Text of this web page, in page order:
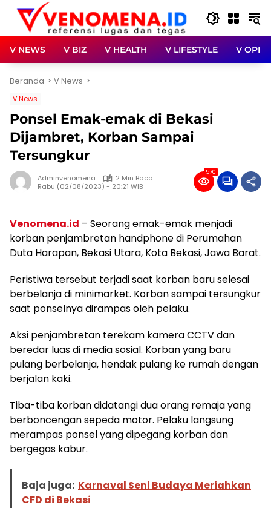
Langsung
konten
V NEWS V BIZ V HEALTH V LIFESTYLE V OPINI
Beranda V News
V News
Ponsel Emak-emak di Bekasi
Dijambret, Korban Sampai
Tersungkur
Adminvenomena
2 Min Baca
Rabu (02/08/2023) - 20:21 WIB
570
Venomena.id – Seorang emak-emak menjadi
korban penjambretan handphone di Perumahan
Duta Harapan, Bekasi Utara, Kota Bekasi, Jawa Barat.
Peristiwa tersebut terjadi saat korban baru selesai
berbelanja di minimarket. Korban sampai tersungkur
saat ponselnya dirampas oleh pelaku.
Aksi penjambretan terekam kamera CCTV dan
beredar luas di media sosial. Korban yang baru
pulang berbelanja, hendak pulang ke rumah dengan
berjalan kaki.
Tiba-tiba korban didatangi dua orang remaja yang
berboncengan sepeda motor. Pelaku langsung
merampas ponsel yang dipegang korban dan
bergegas kabur.
Baja juga: Karnaval Seni Budaya Meriahkan
CFD di Bekasi